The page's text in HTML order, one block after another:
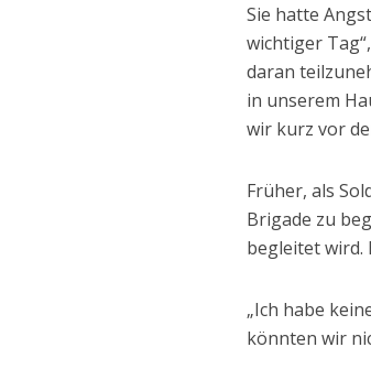
Sie hatte
wichtiger
daran
in unserem
wir kurz vor
Früher, als
Brigade zu
begleitet wird.
„Ich habe
könnten wir